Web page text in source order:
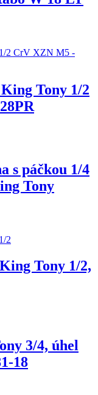
Tony 1/2
s páčkou 1/4
Tony
Tony 1/2,
3/4, úhel
18